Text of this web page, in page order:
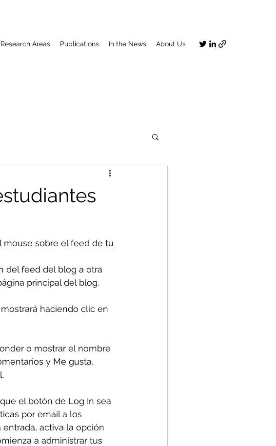
Research Areas Publications In the News About Us
mouse sobre el feed de tu
del feed del blog a otra
principal del blog.
haciendo clic en
o mostrar el nombre
y Me gusta.
el botón de Log In sea
por email a los
activa la opción
a administrar tus